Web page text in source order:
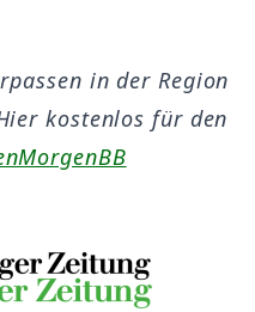
in der Region
kostenlos für den